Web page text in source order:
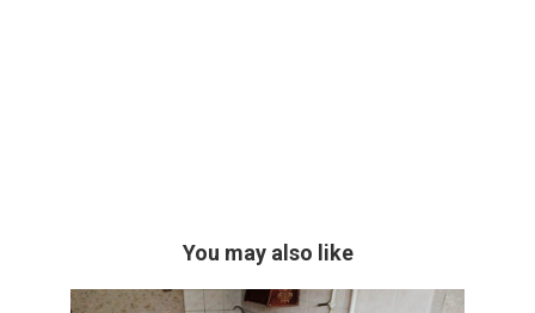
You may also like